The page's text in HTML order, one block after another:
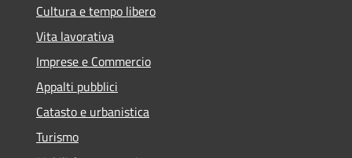
Cultura e tempo libero
Vita lavorativa
Imprese e Commercio
Appalti pubblici
Catasto e urbanistica
Turismo